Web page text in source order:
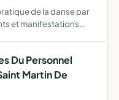
de la danse par
et manifestations
Du Personnel
Martin De